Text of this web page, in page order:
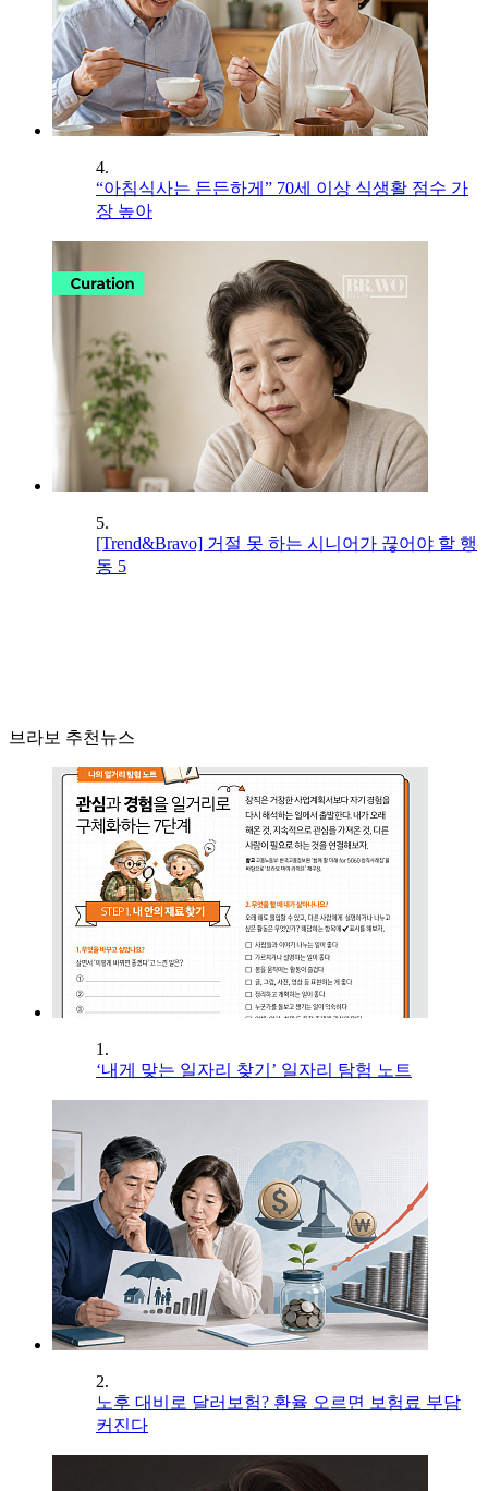
4.
“아침식사는 든든하게” 70세 이상 식생활 점수 가
장 높아
5.
[Trend&Bravo] 거절 못 하는 시니어가 끊어야 할 행
동 5
브라보 추천뉴스
1.
‘내게 맞는 일자리 찾기’ 일자리 탐험 노트
2.
노후 대비로 달러보험? 환율 오르면 보험료 부담
커진다